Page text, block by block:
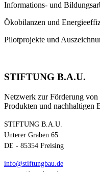
Informations- und
Ökobilanzen und
Pilotprojekte und
STIFTUNG B.A.U.
Netzwerk zur Förderung
Produkten und nachhaltigen
STIFTUNG B.A.U.
Unterer Graben 65
DE - 85354 Freising
info@stiftungbau.de